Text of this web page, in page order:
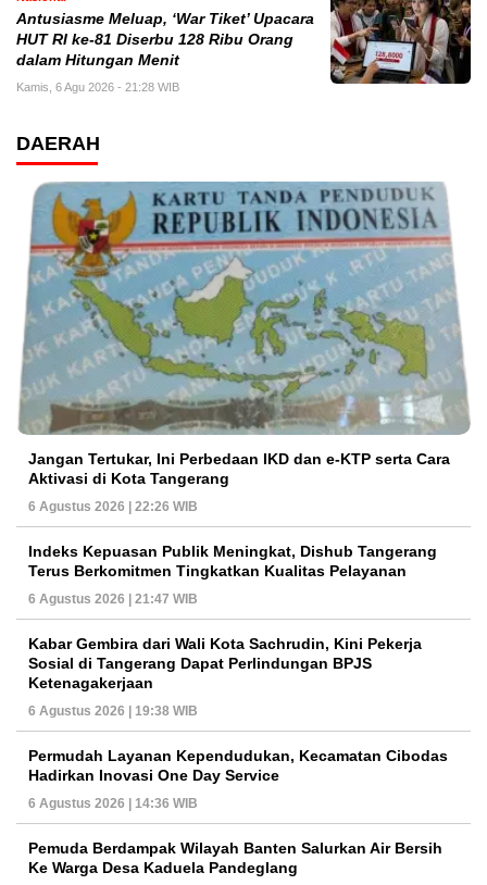
Antusiasme Meluap, ‘War Tiket’ Upacara
HUT RI ke-81 Diserbu 128 Ribu Orang
dalam Hitungan Menit
Kamis, 6 Agu 2026 - 21:28 WIB
DAERAH
Jangan Tertukar, Ini Perbedaan IKD dan e-KTP serta Cara
Aktivasi di Kota Tangerang
6 Agustus 2026 | 22:26 WIB
Indeks Kepuasan Publik Meningkat, Dishub Tangerang
Terus Berkomitmen Tingkatkan Kualitas Pelayanan
6 Agustus 2026 | 21:47 WIB
Kabar Gembira dari Wali Kota Sachrudin, Kini Pekerja
Sosial di Tangerang Dapat Perlindungan BPJS
Ketenagakerjaan
6 Agustus 2026 | 19:38 WIB
Permudah Layanan Kependudukan, Kecamatan Cibodas
Hadirkan Inovasi One Day Service
6 Agustus 2026 | 14:36 WIB
Pemuda Berdampak Wilayah Banten Salurkan Air Bersih
Ke Warga Desa Kaduela Pandeglang